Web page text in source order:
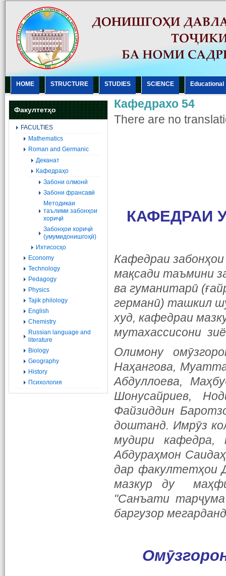
HOME STRUCTURE STUDIES SCIENCE Еducational
Факултетҳо
FACULTIES
Mathematics
Roman and Germanic
Деканат
Кафедраҳо
Забони олмонӣ
Забони франсавӣ
Методикаи
таълими забонҳои
хориҷӣ
Забонҳои хориҷӣ
(умумидонишгоҳӣ)
Ихтисосҳо
Economy
Technology
Pedagogy
Physics
Tajik philology
English
Chemistry
Russian language and
literature
Biology
Geography
History
Психология
Кафедрахо 54
There are no
КАФЕДРАИ
Кафедраи
мақсади таъмини
ва гуманитарӣ
германӣ) ташкил
худ, кафедраи
мутахассисони
Олимону
Наҳангова,
Абдуллоева,
Шонусайриев,
Файзиддин
доштанд. Имрӯз
мудири кафедра,
Абдураҳмон
дар факултетҳои
мазкур ду
"Санъати
баргузор